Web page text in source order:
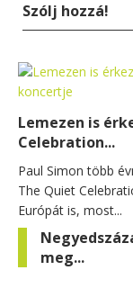
Szólj hozzá!
Lemezen is
Celebration...
Paul Simon több
The Quiet
Európát is, most...
meg...